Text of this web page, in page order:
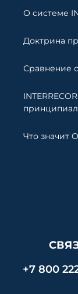
О системе
Доктрина
Сравнение
Что значит
+7 800